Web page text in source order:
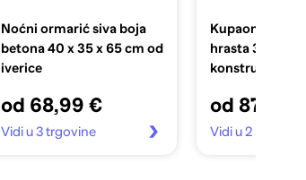
Noćni ormarić siva boja
betona 40 x 35 x 65 cm od
iverice
od 68,99 €
Vidi u 3 trgovine
Kupaonski
hrasta
konstruirano
od 87,99
Vidi u 2 trgovine